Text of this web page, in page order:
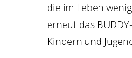
die im Leben
erneut das
Kindern und